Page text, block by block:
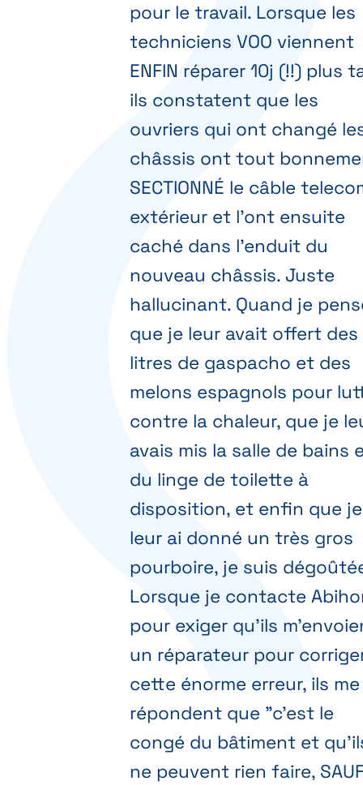
pour le travail. Lorsque les
techniciens VOO viennent
ENFIN réparer 10j (!!) plus
ils constatent que les
ouvriers qui ont changé
châssis ont tout
SECTIONNÉ le câble
extérieur et l'ont ensuite
caché dans l'enduit du
nouveau châssis. Juste
hallucinant. Quand je
que je leur avait offert des
litres de gaspacho et des
melons espagnols pour
contre la chaleur, que je
avais mis la salle de bains
du linge de toilette à
disposition, et enfin que je
leur ai donné un très gros
pourboire, je suis
Lorsque je contacte
pour exiger qu'ils
un réparateur pour
cette énorme erreur, ils me
répondent que "c'est le
congé du bâtiment et
ne peuvent rien faire,